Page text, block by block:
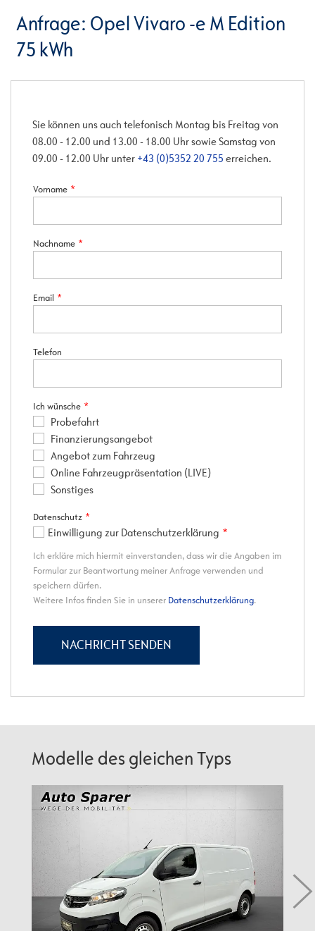
Anfrage: Opel Vivaro -e M Edition
75 kWh
Sie können uns auch telefonisch Montag bis Freitag von
08.00 - 12.00 und 13.00 - 18.00 Uhr sowie Samstag von
09.00 - 12.00 Uhr unter +43 (0)5352 20 755 erreichen.
Modelle des gleichen Typs